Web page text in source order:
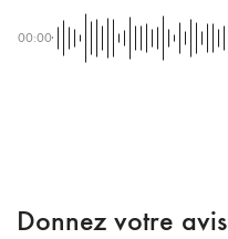
00:00
Donnez votre avis